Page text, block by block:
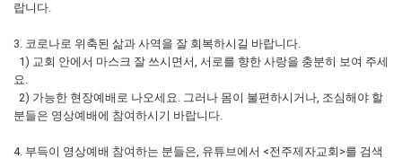
랍니다.
3. 코로나로 위축된 삶과 사역을 잘 회복하시길 바랍니다.
1) 교회 안에서 마스크 잘 쓰시면서, 서로를 향한 사랑을 충분히 보여 주세
요.
2) 가능한 현장예배로 나오세요. 그러나 몸이 불편하시거나, 조심해야 할
분들은 영상예배에 참여하시기 바랍니다.
4. 부득이 영상예배 참여하는 분들은, 유튜브에서 <전주제자교회>를 검색